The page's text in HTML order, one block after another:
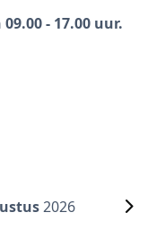
- 17.00 uur.
2026